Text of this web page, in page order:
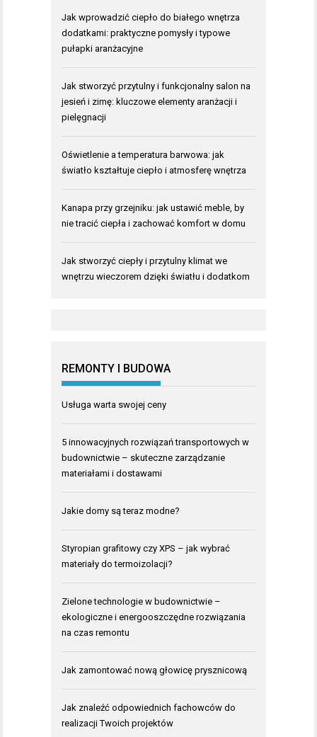
Jak wprowadzić ciepło do białego wnętrza
dodatkami: praktyczne pomysły i typowe
pułapki aranżacyjne
Jak stworzyć przytulny i funkcjonalny salon na
jesień i zimę: kluczowe elementy aranżacji i
pielęgnacji
Oświetlenie a temperatura barwowa: jak
światło kształtuje ciepło i atmosferę wnętrza
Kanapa przy grzejniku: jak ustawić meble, by
nie tracić ciepła i zachować komfort w domu
Jak stworzyć ciepły i przytulny klimat we
wnętrzu wieczorem dzięki światłu i dodatkom
REMONTY I BUDOWA
Usługa warta swojej ceny
5 innowacyjnych rozwiązań transportowych w
budownictwie – skuteczne zarządzanie
materiałami i dostawami
Jakie domy są teraz modne?
Styropian grafitowy czy XPS – jak wybrać
materiały do termoizolacji?
Zielone technologie w budownictwie –
ekologiczne i energooszczędne rozwiązania
na czas remontu
Jak zamontować nową głowicę prysznicową
Jak znaleźć odpowiednich fachowców do
realizacji Twoich projektów